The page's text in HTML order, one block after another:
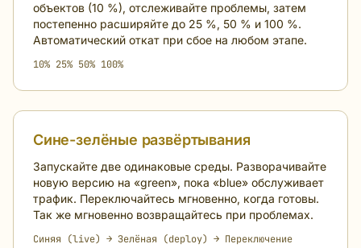
объектов (10 %), отслеживайте проблемы, затем
постепенно расширяйте до 25 %, 50 % и 100 %.
Автоматический откат при сбое на любом этапе.
10% 25% 50% 100%
Сине-зелёные развёртывания
Запускайте две одинаковые среды. Разворачивайте
новую версию на «green», пока «blue» обслуживает
трафик. Переключайтесь мгновенно, когда готовы.
Так же мгновенно возвращайтесь при проблемах.
Синяя (live) → Зелёная (deploy) → Переключение